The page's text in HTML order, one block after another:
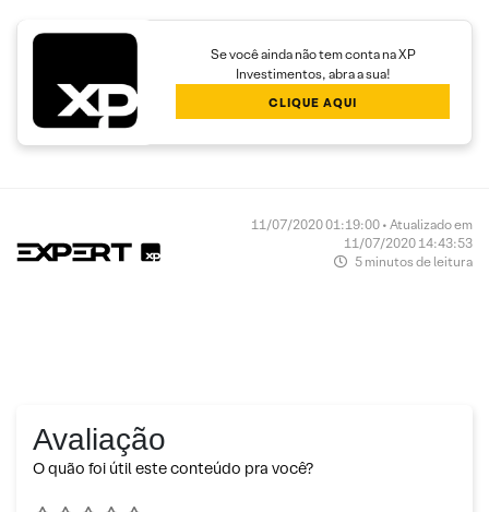
Se você ainda não tem conta na XP
Investimentos, abra a sua!
CLIQUE AQUI
11/07/2020 01:19:00 • Atualizado em
11/07/2020 14:43:53
5 minutos de leitura
Avaliação
O quão foi útil este conteúdo pra você?